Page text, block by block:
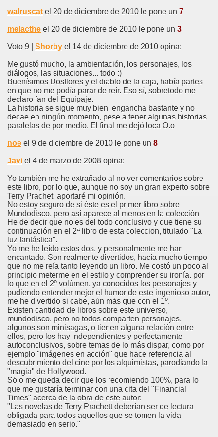
walruscat el 20 de diciembre de 2010 le pone un 7
melacthe el 20 de diciembre de 2010 le pone un 3
Voto 9 | Shorby el 14 de diciembre de 2010 opina:
Me gustó mucho, la ambientación, los personajes, los
diálogos, las situaciones... todo :)
Buenísimos Dosflores y el diablo de la caja, había partes
en que no me podía parar de reír. Eso sí, sobretodo me
declaro fan del Equipaje.
La historia se sigue muy bien, engancha bastante y no
decae en ningún momento, pese a tener algunas historias
paralelas de por medio. El final me dejó loca O.o
noe el 9 de diciembre de 2010 le pone un 8
Javi el 4 de marzo de 2008 opina:
Yo también me he extrañado al no ver comentarios sobre
este libro, por lo que, aunque no soy un gran experto sobre
Terry Prachet, aportaré mi opinión.
No estoy seguro de si éste es el primer libro sobre
Mundodisco, pero así aparece al menos en la colección.
He de decir que no es del todo conclusivo y que tiene su
continuación en el 2ª libro de esta coleccion, titulado "La
luz fantástica".
Yo me he leído estos dos, y personalmente me han
encantado. Son realmente divertidos, hacía mucho tiempo
que no me reía tanto leyendo un libro. Me costó un poco al
principio meterme en el estilo y comprender su ironía, por
lo que en el 2º volúmen, ya conocidos los personajes y
pudiendo entender mejor el humor de este ingenioso autor,
me he divertido si cabe, aún más que con el 1º.
Existen cantidad de libros sobre este universo,
mundodisco, pero no todos comparten personajes,
algunos son minisagas, o tienen alguna relación entre
ellos, pero los hay independientes y perfectamente
autoconclusivos, sobre temas de lo más dispar, como por
ejemplo "imágenes en acción" que hace referencia al
descubrimiento del cine por los alquimistas, parodiando la
"magia" de Hollywood.
Sólo me queda decir que los recomiendo 100%, para lo
que me gustaría terminar con una cita del "Financial
Times" acerca de la obra de este autor:
"Las novelas de Terry Prachett deberían ser de lectura
obligada para todos aquellos que se tomen la vida
demasiado en serio."